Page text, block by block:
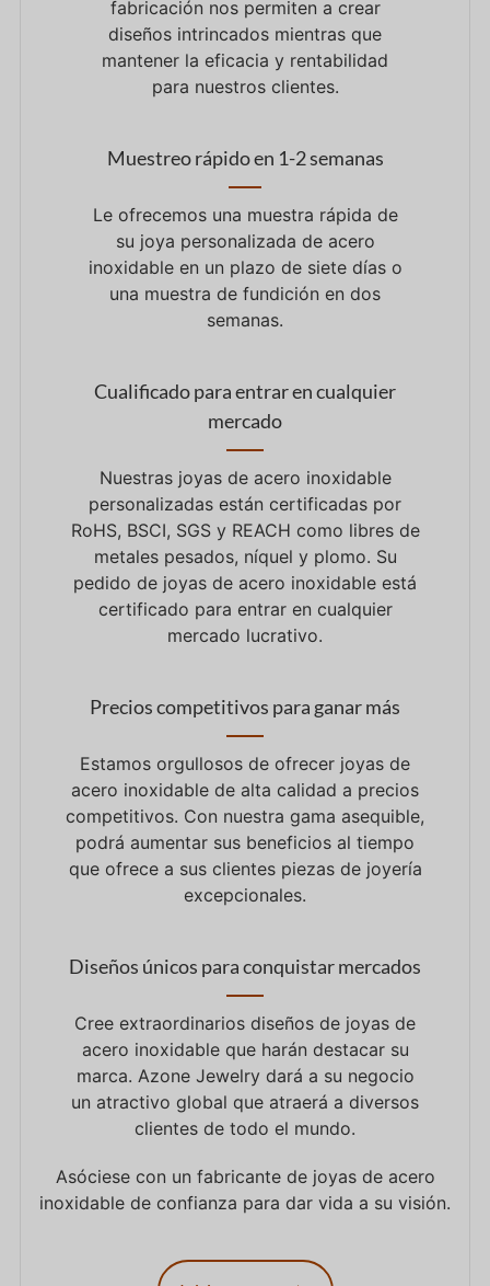
fabricación nos permiten a crear
diseños intrincados mientras que
mantener la eficacia y rentabilidad
para nuestros clientes.
Muestreo rápido en 1-2 semanas
Le ofrecemos una muestra rápida de
su joya personalizada de acero
inoxidable en un plazo de siete días o
una muestra de fundición en dos
semanas.
Cualificado para entrar en cualquier
mercado
Nuestras joyas de acero inoxidable
personalizadas están certificadas por
RoHS, BSCI, SGS y REACH como libres de
metales pesados, níquel y plomo. Su
pedido de joyas de acero inoxidable está
certificado para entrar en cualquier
mercado lucrativo.
Precios competitivos para ganar más
Estamos orgullosos de ofrecer joyas de
acero inoxidable de alta calidad a precios
competitivos. Con nuestra gama asequible,
podrá aumentar sus beneficios al tiempo
que ofrece a sus clientes piezas de joyería
excepcionales.
Diseños únicos para conquistar mercados
Cree extraordinarios diseños de joyas de
acero inoxidable que harán destacar su
marca. Azone Jewelry dará a su negocio
un atractivo global que atraerá a diversos
clientes de todo el mundo.
Asóciese con un fabricante de joyas de acero
inoxidable de confianza para dar vida a su visión.